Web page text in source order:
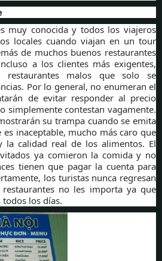
muy conocida y todos los viajeros
locales cuando viajan en un tour
de muchos buenos restaurantes
a los clientes más exigentes,
restaurantes malos que solo se
Por lo general, no enumeran el
de evitar responder al precio
simplemente contestan vagamente.
su trampa cuando se emita
inaceptable, mucho más caro que
la calidad real de los alimentos. El
ya comieron la comida y no
tienen que pagar la cuenta para
los turistas nunca regresan
no les importa ya que
los días.